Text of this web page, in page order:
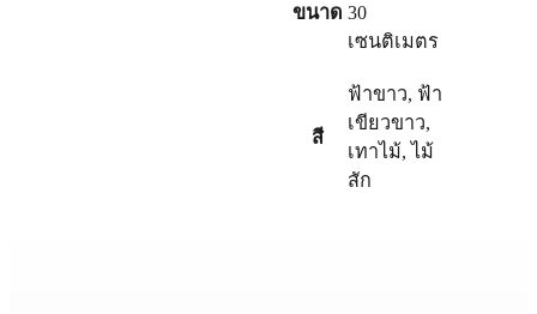
ขนาด 30
เซนติเมตร
สี
ฟ้าขาว, ฟ้า
เขียวขาว,
เทาไม้, ไม้
สัก